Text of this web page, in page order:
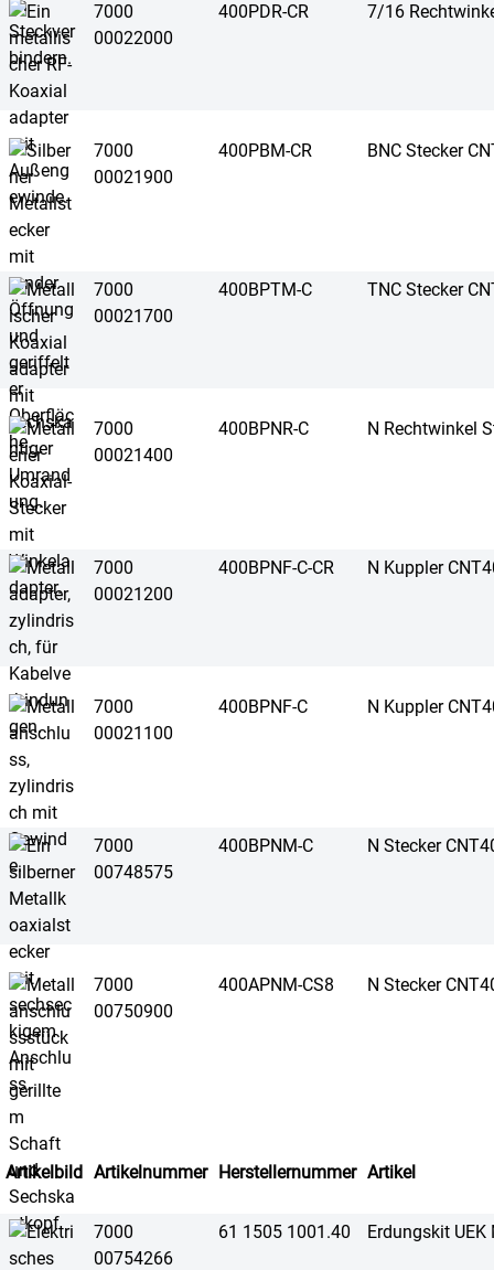
7000
00022000
400PDR-CR 7/16
7000
00021900
400PBM-CR BNC Stecker
7000
00021700
400BPTM-C TNC Stecker
7000
00021400
400BPNR-C N Rechtwinkel
7000
00021200
400BPNF-C-CR N Kuppler
7000
00021100
400BPNF-C N Kuppler
7000
00748575
400BPNM-C N Stecker
7000
00750900
400APNM-CS8 N Stecker
Artikelbild Artikelnummer Herstellernummer Artikel
7000
00754266
61 1505 1001.40 Erdungskit UEK